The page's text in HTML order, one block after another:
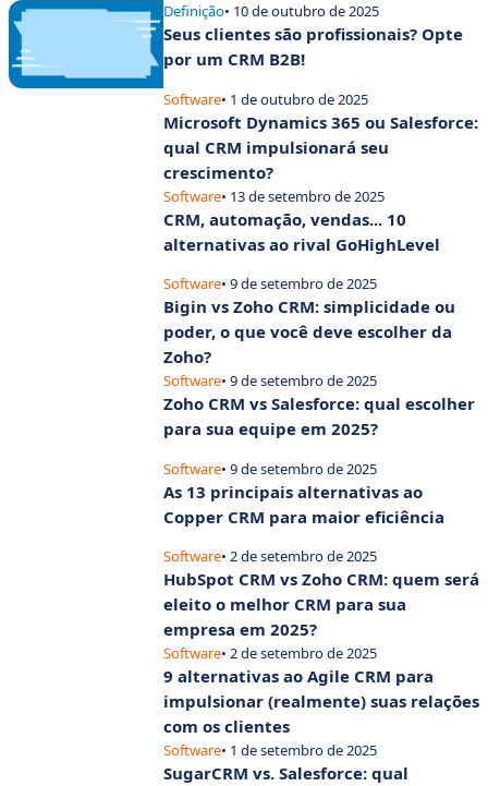
Definição• 10 de outubro de 2025
Seus clientes são profissionais? Opte
por um CRM B2B!
Software• 1 de outubro de 2025
Microsoft Dynamics 365 ou Salesforce:
qual CRM impulsionará seu
crescimento?
Software• 13 de setembro de 2025
CRM, automação, vendas... 10
alternativas ao rival GoHighLevel
Software• 9 de setembro de 2025
Bigin vs Zoho CRM: simplicidade ou
poder, o que você deve escolher da
Zoho?
Software• 9 de setembro de 2025
Zoho CRM vs Salesforce: qual escolher
para sua equipe em 2025?
Software• 9 de setembro de 2025
As 13 principais alternativas ao
Copper CRM para maior eficiência
Software• 2 de setembro de 2025
HubSpot CRM vs Zoho CRM: quem será
eleito o melhor CRM para sua
empresa em 2025?
Software• 2 de setembro de 2025
9 alternativas ao Agile CRM para
impulsionar (realmente) suas relações
com os clientes
Software• 1 de setembro de 2025
SugarCRM vs. Salesforce: qual